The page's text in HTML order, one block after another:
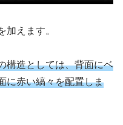
えます。
構造としては、背面にベ
に赤い縞々を配置しま